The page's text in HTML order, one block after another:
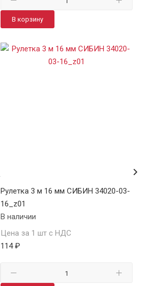
В корзину
Рулетка 3 м 16 мм СИБИН 34020-03-
16_z01
В наличии
Цена за 1 шт с НДС
114 ₽